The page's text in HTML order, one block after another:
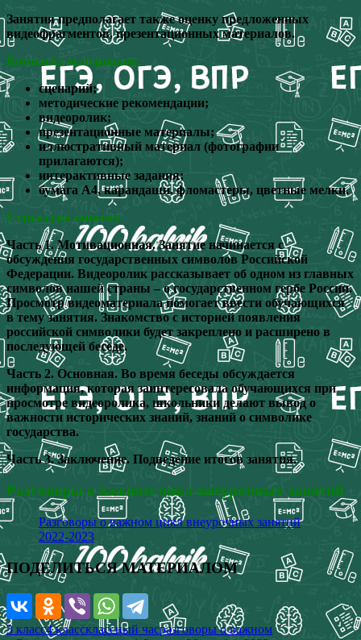
Занятия предполагает также оценку предложенных
видеофрагментов, презентационных материалов.
Комплект материалов:
сценарий;
методические рекомендации;
видеоролик;
презентационные материалы;
иллюстративный материал (фотографии
прилагаются);
интерактивные задания;
бумага А4, карандаши, фломастеры, цветные мелки.
Структура занятия
Часть 1. Мотивационная. Занятие начинается с
обсуждения государственных символов Российской
Федерации. Видеоролик рассказывает об одном из главных
символов нашей страны – о государственном гербе России.
Просмотр видеоматериала помогает ввести обучающихся
в тему занятия. Знакомство с историей появления
российской символики будет закреплено и расширено в
последующей беседе.
Часть 2. Основная. Во время беседы обсуждается
информация, которая заинтересовала обучающихся при
просмотре видеоролика, школьники делают вывод о
важности исторических знаний, знаний о символике
государства.
Часть 3. Заключение. Подведение итогов занятия.
Разговоры о важном цикл внеурочных занятий
Разговоры о важном цикл внеурочных занятий
2022-2023
ПОДЕЛИТЬСЯ МАТЕРИАЛОМ
3 класс4 классклассный часразговоры о важном